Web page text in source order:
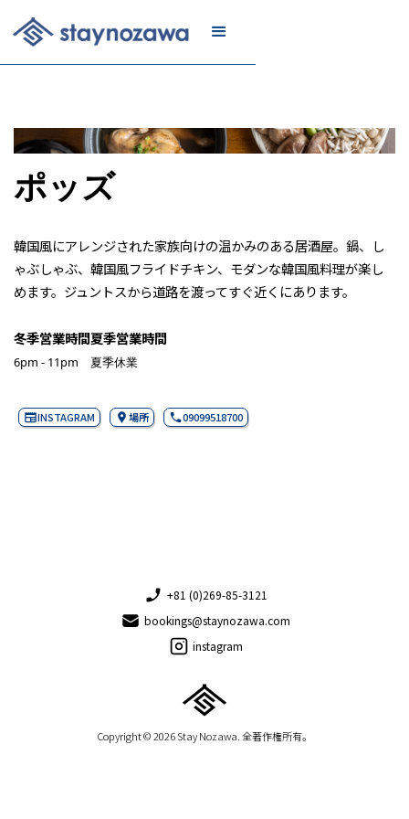
ポッズ
韓国風にアレンジされた家族向けの温かみのある居酒屋。鍋、し
ゃぶしゃぶ、韓国風フライドチキン、モダンな韓国風料理が楽し
めます。ジュントスから道路を渡ってすぐ近くにあります。
冬季営業時間
6pm - 11pm
夏季営業時間
夏季休業
INSTAGRAM 場所 09099518700
+81 (0)269-85-3121
bookings@staynozawa.com
instagram
Copyright © 2026 Stay Nozawa. 全著作権所有。